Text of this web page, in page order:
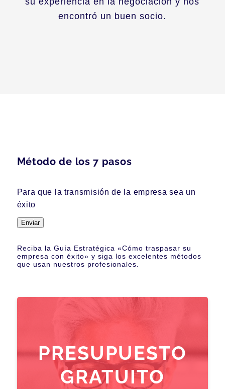
encontró un buen socio.
Método de los 7 pasos
Para que la transmisión de la empresa sea un
éxito
Enviar
Reciba la Guía Estratégica «Cómo traspasar su
empresa con éxito» y siga los excelentes métodos
que usan nuestros profesionales.
PRESUPUESTO
GRATUITO